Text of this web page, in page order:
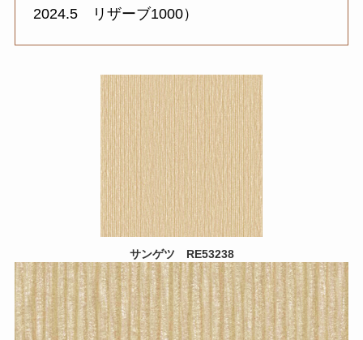
2024.5 リザーブ1000）
サンゲツ RE53238